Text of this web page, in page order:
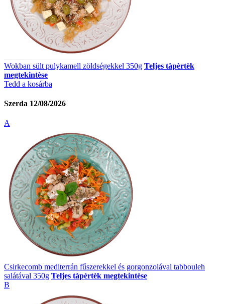
Wokban sült pulykamell zöldségekkel 350g Teljes tàpèrtèk
megtekintèse
Tedd a kosárba
Szerda 12/08/2026
A
Csirkecomb mediterrán fűszerekkel és gorgonzolával tabbouleh
salátával 350g Teljes tàpèrtèk megtekintèse
B